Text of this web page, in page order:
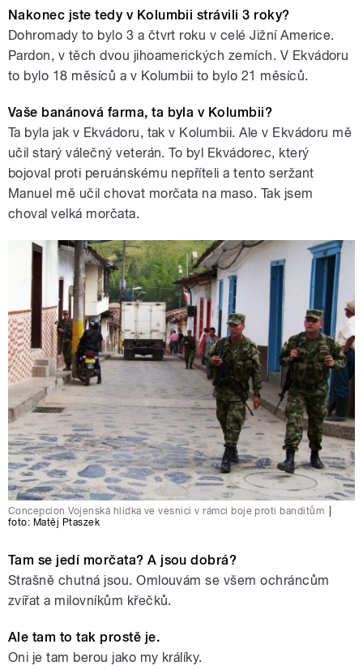
Nakonec jste tedy v Kolumbii strávili 3 roky?
Dohromady to bylo 3 a čtvrt roku v celé Jižní Americe.
Pardon, v těch dvou jihoamerických zemích. V Ekvádoru
to bylo 18 měsíců a v Kolumbii to bylo 21 měsíců.
Vaše banánová farma, ta byla v Kolumbii?
Ta byla jak v Ekvádoru, tak v Kolumbii. Ale v Ekvádoru mě
učil starý válečný veterán. To byl Ekvádorec, který
bojoval proti peruánskému nepříteli a tento seržant
Manuel mě učil chovat morčata na maso. Tak jsem
choval velká morčata.
Concepcion Vojenská hlídka ve vesnici v rámci boje proti banditům
foto: Matěj Ptaszek
Tam se jedí morčata? A jsou dobrá?
Strašně chutná jsou. Omlouvám se všem ochráncům
zvířat a milovníkům křečků.
Ale tam to tak prostě je.
Oni je tam berou jako my králíky.